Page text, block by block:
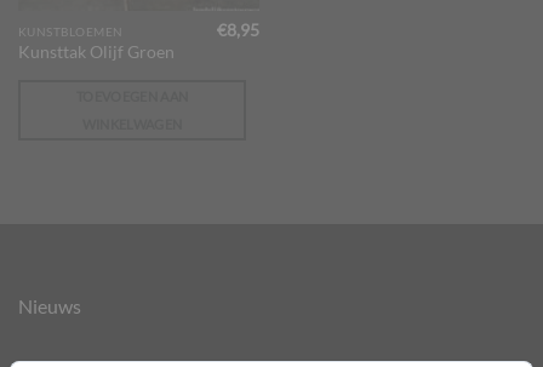
KUNSTBLOEMEN
Kunsttak Olijf Groen
€8,95
Nieuws